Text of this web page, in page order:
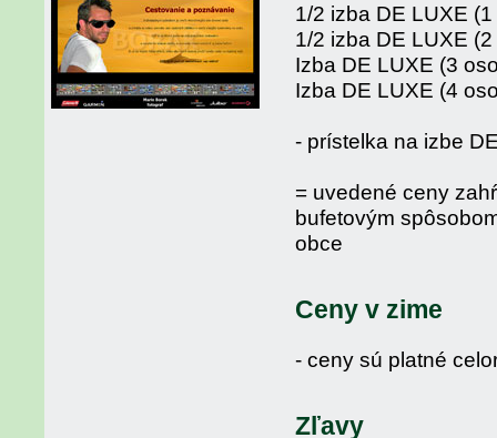
1/2 izba DE LUXE
1/2 izba DE LUXE
Izba DE LUXE (3
Izba DE LUXE (4
- prístelka na izbe
= uvedené ceny
bufetovým
obce
Ceny v zime
- ceny sú platné
Zľavy